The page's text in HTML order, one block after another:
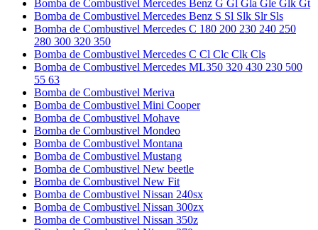
Bomba de Combustivel Mercedes Benz G Gl Gla Gle Glk Gt
Bomba de Combustivel Mercedes Benz S Sl Slk Slr Sls
Bomba de Combustivel Mercedes C 180 200 230 240 250
280 300 320 350
Bomba de Combustivel Mercedes C Cl Clc Clk Cls
Bomba de Combustivel Mercedes ML350 320 430 230 500
55 63
Bomba de Combustivel Meriva
Bomba de Combustivel Mini Cooper
Bomba de Combustivel Mohave
Bomba de Combustivel Mondeo
Bomba de Combustivel Montana
Bomba de Combustivel Mustang
Bomba de Combustivel New beetle
Bomba de Combustivel New Fit
Bomba de Combustivel Nissan 240sx
Bomba de Combustivel Nissan 300zx
Bomba de Combustivel Nissan 350z